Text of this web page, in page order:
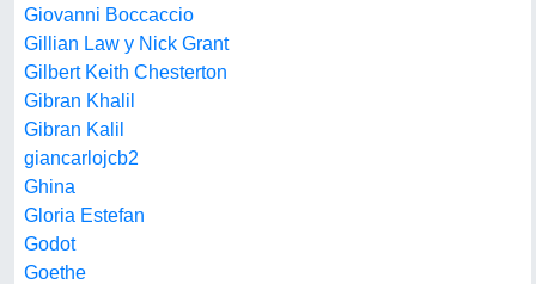
Giovanni Boccaccio
Gillian Law y Nick Grant
Gilbert Keith Chesterton
Gibran Khalil
Gibran Kalil
giancarlojcb2
Ghina
Gloria Estefan
Godot
Goethe